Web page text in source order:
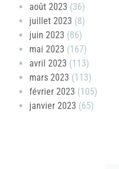
août 2023 (36)
juillet 2023 (8)
juin 2023 (86)
mai 2023 (167)
avril 2023 (113)
mars 2023 (113)
février 2023 (105)
janvier 2023 (65)